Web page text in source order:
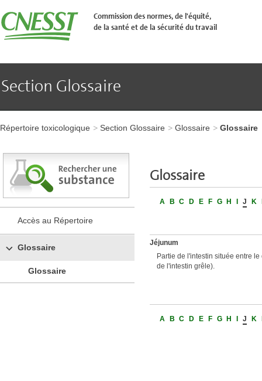
�
l'en-
t�te
de
au
principal
Aller
page
Commission des normes, de l'équité,
de la santé et de la sécurité du travail
Section Glossaire
à
l'en-
de
page
Aller
au
Aller
pied
page
Répertoire toxicologique Section Glossaire Glossaire Glossaire
Accès au Répertoire
Glossaire
Glossaire
​​​​Glossaire
A B C D E F G H J K
Jéjunum
Partie de l'intestin située entre
de l'intestin grêle).
A B C D E F G H J K